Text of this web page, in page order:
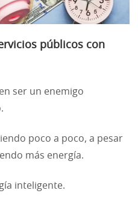
públicos con
ser un enemigo
poco a poco, a pesar
más energía.
inteligente.